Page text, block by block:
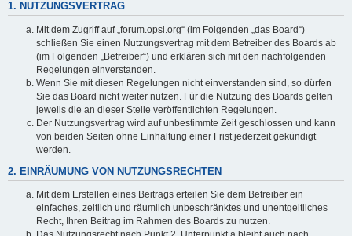
1. NUTZUNGSVERTRAG
Mit dem Zugriff auf „forum.opsi.org“ (im Folgenden „das Board“)
schließen Sie einen Nutzungsvertrag mit dem Betreiber des Boards ab
(im Folgenden „Betreiber“) und erklären sich mit den nachfolgenden
Regelungen einverstanden.
Wenn Sie mit diesen Regelungen nicht einverstanden sind, so dürfen
Sie das Board nicht weiter nutzen. Für die Nutzung des Boards gelten
jeweils die an dieser Stelle veröffentlichten Regelungen.
Der Nutzungsvertrag wird auf unbestimmte Zeit geschlossen und kann
von beiden Seiten ohne Einhaltung einer Frist jederzeit gekündigt
werden.
2. EINRÄUMUNG VON NUTZUNGSRECHTEN
Mit dem Erstellen eines Beitrags erteilen Sie dem Betreiber ein
einfaches, zeitlich und räumlich unbeschränktes und unentgeltliches
Recht, Ihren Beitrag im Rahmen des Boards zu nutzen.